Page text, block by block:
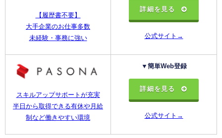
【履歴書不要】
大手企業のお仕事多数
未経験・事務に強い
詳細を見る
公式サイト→
スキルアップサポートが充実
半日から取得できる有休や月給
制など働きやすい環境
▼簡単Web登録
詳細を見る
公式サイト→